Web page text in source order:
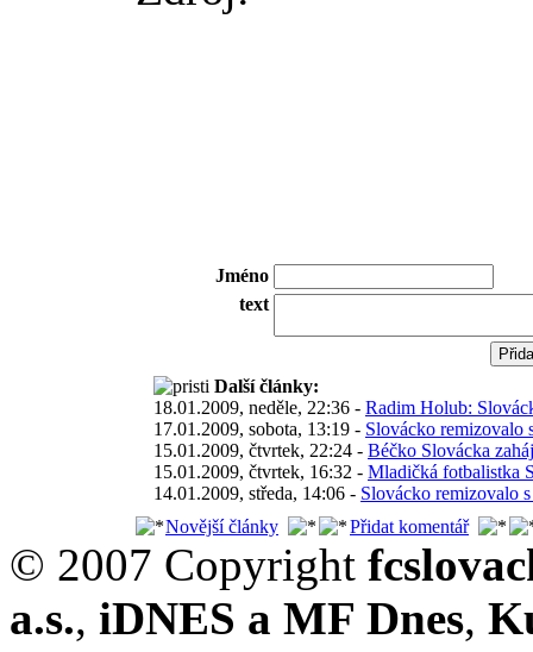
Jméno
text
Další články:
18.01.2009, neděle, 22:36 - Radim Holub:
17.01.2009, sobota, 13:19 - Slovácko remizovalo
15.01.2009, čtvrtek, 22:24 - Béčko Slovácka
15.01.2009, čtvrtek, 16:32 - Mladičká fotbalistka
14.01.2009, středa, 14:06 - Slovácko remizovalo
Novější články
Přidat komentář
© 2007 Copyright
a.s., iDNES a MF Dnes,